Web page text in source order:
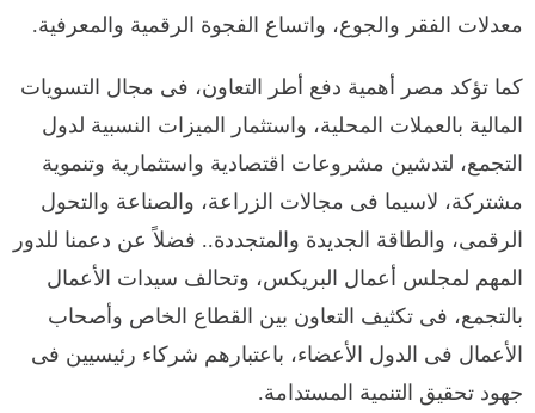
معدلات الفقر والجوع، واتساع الفجوة الرقمية والمعرفية.
كما تؤكد مصر أهمية دفع أطر التعاون، فى مجال التسويات
المالية بالعملات المحلية، واستثمار الميزات النسبية لدول
التجمع، لتدشين مشروعات اقتصادية واستثمارية وتنموية
مشتركة، لاسيما فى مجالات الزراعة، والصناعة والتحول
الرقمى، والطاقة الجديدة والمتجددة.. فضلاً عن دعمنا للدور
المهم لمجلس أعمال البريكس، وتحالف سيدات الأعمال
بالتجمع، فى تكثيف التعاون بين القطاع الخاص وأصحاب
الأعمال فى الدول الأعضاء، باعتبارهم شركاء رئيسيين فى
جهود تحقيق التنمية المستدامة.